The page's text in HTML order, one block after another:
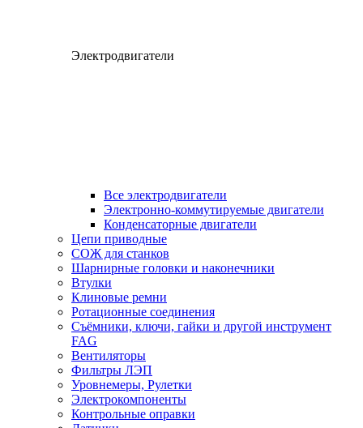
Электродвигатели
Все электродвигатели
Электронно-коммутируемые двигатели
Конденсаторные двигатели
Цепи приводные
СОЖ для станков
Шарнирные головки и наконечники
Втулки
Клиновые ремни
Ротационные соединения
Съёмники, ключи, гайки и другой инструмент
FAG
Вентиляторы
Фильтры ЛЭП
Уровнемеры, Рулетки
Электрокомпоненты
Контрольные оправки